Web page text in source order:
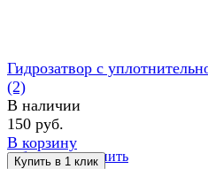
избранное сравнить
Гидрозатвор с
(2)
В наличии
150 руб.
В корзину